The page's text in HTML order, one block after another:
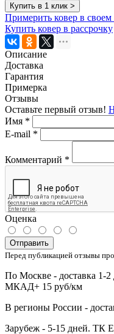
Купить в 1 клик >
Примерить ковер в своем
Купить ковер в рассрочку
Описание
Доставка
Гарантия
Примерка
Отзывы
Оставьте первый отзыв!
Имя *
E-mail *
Комментарий *
Оценка
Отправить
Перед публикацией отзывы
По Москве - доставка 1-
МКАД+ 15 руб/км
В регионы России -
Зарубеж - 5-15 дней. ТК